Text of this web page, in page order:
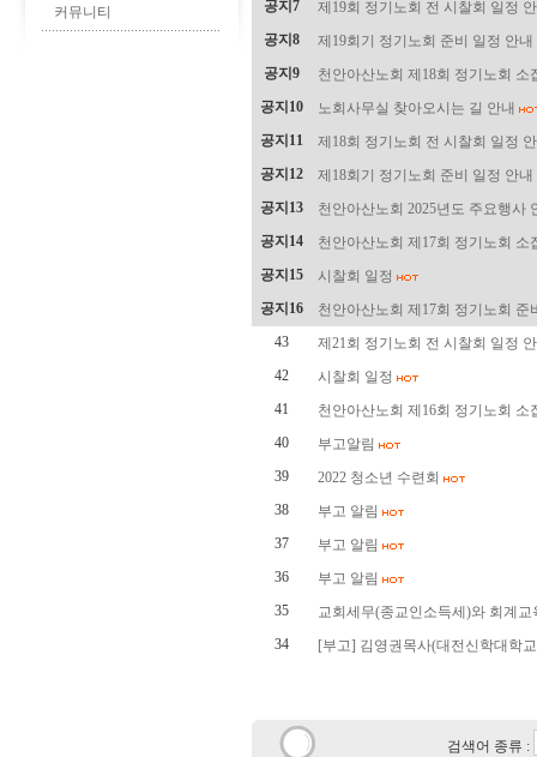
커뮤니티
공지7
제19회 정기노회 전 시찰회 일정
공지8
제19회기 정기노회 준비 일정 안내
공지9
천안아산노회 제18회 정기노회 소
공지10
노회사무실 찾아오시는 길 안내
공지11
제18회 정기노회 전 시찰회 일정
공지12
제18회기 정기노회 준비 일정 안내
공지13
천안아산노회 2025년도 주요행사
공지14
천안아산노회 제17회 정기노회 소
공지15
시찰회 일정
공지16
천안아산노회 제17회 정기노회 준
43
제21회 정기노회 전 시찰회 일정
42
시찰회 일정
41
천안아산노회 제16회 정기노회 소
40
부고알림
39
2022 청소년 수련회
38
부고 알림
37
부고 알림
36
부고 알림
35
교회세무(종교인소득세)와 회계교
34
[부고] 김영권목사(대전신학대학
검색어 종류 :